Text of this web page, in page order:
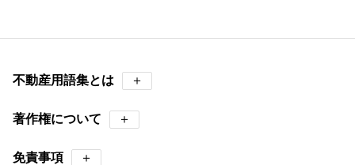
不動産用語集とは ＋
著作権について ＋
免責事項 ＋